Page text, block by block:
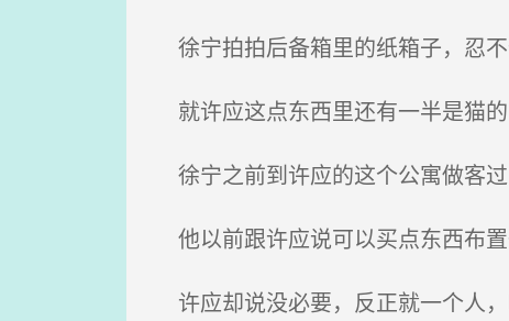
徐宁拍拍后备箱里的纸箱子，忍
就许应这点东西里还有一半是猫
徐宁之前到许应的这个公寓做客
他以前跟许应说可以买点东西布
许应却说没必要，反正就一个人，